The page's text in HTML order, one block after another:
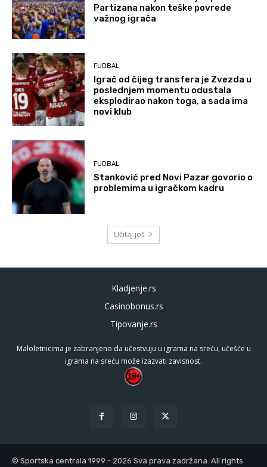
Partizana nakon teške povrede
važnog igrača
FUDBAL
Igrač od čijeg transfera je Zvezda u
poslednjem momentu odustala
eksplodirao nakon toga, a sada ima
novi klub
FUDBAL
Stanković pred Novi Pazar govorio o
problemima u igračkom kadru
Učitaj još
Kladjenje.rs
Casinobonus.rs
Tipovanje.rs
Maloletnicima je zabranjeno da učestvuju u igrama na sreću, učešće u
igrama na sreću može izazvati zavisnost.
© Sportska centrala 1999 - 2026 Sva prava zadržana. All rights